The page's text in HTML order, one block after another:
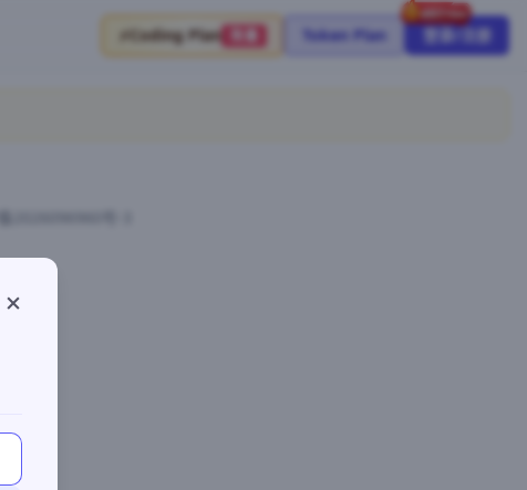
⚡Coding Plan Token Plan 登录/注册